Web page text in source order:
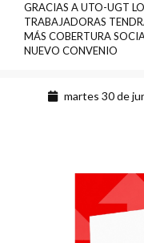
GRACIAS A UTO-UGT
TRABAJADORAS
MÁS COBERTURA
NUEVO CONVENIO
martes 30 de